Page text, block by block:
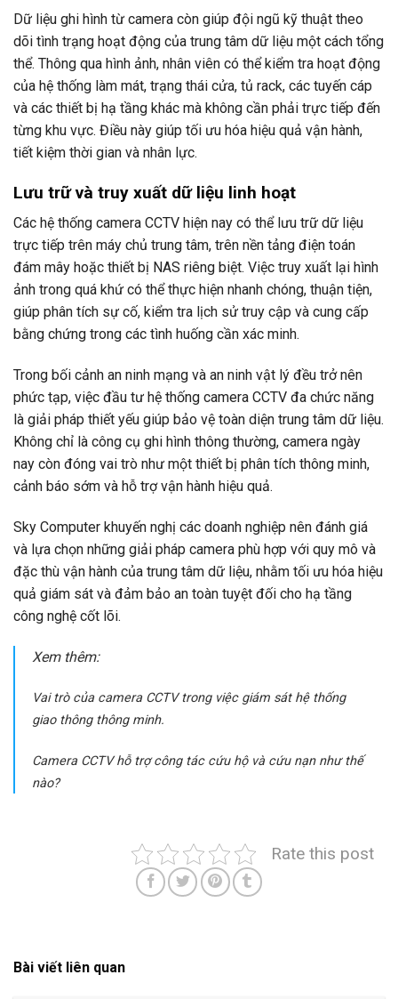
Dữ liệu ghi hình từ camera còn giúp đội ngũ kỹ thuật theo
dõi tình trạng hoạt động của trung tâm dữ liệu một cách tổng
thể. Thông qua hình ảnh, nhân viên có thể kiểm tra hoạt động
của hệ thống làm mát, trạng thái cửa, tủ rack, các tuyến cáp
và các thiết bị hạ tầng khác mà không cần phải trực tiếp đến
từng khu vực. Điều này giúp tối ưu hóa hiệu quả vận hành,
tiết kiệm thời gian và nhân lực.
Lưu trữ và truy xuất dữ liệu linh hoạt
Các hệ thống camera CCTV hiện nay có thể lưu trữ dữ liệu
trực tiếp trên máy chủ trung tâm, trên nền tảng điện toán
đám mây hoặc thiết bị NAS riêng biệt. Việc truy xuất lại hình
ảnh trong quá khứ có thể thực hiện nhanh chóng, thuận tiện,
giúp phân tích sự cố, kiểm tra lịch sử truy cập và cung cấp
bằng chứng trong các tình huống cần xác minh.
Trong bối cảnh an ninh mạng và an ninh vật lý đều trở nên
phức tạp, việc đầu tư hệ thống camera CCTV đa chức năng
là giải pháp thiết yếu giúp bảo vệ toàn diện trung tâm dữ liệu.
Không chỉ là công cụ ghi hình thông thường, camera ngày
nay còn đóng vai trò như một thiết bị phân tích thông minh,
cảnh báo sớm và hỗ trợ vận hành hiệu quả.
Sky Computer khuyến nghị các doanh nghiệp nên đánh giá
và lựa chọn những giải pháp camera phù hợp với quy mô và
đặc thù vận hành của trung tâm dữ liệu, nhằm tối ưu hóa hiệu
quả giám sát và đảm bảo an toàn tuyệt đối cho hạ tầng
công nghệ cốt lõi.
Xem thêm:
Vai trò của camera CCTV trong việc giám sát hệ thống
giao thông thông minh.
Camera CCTV hỗ trợ công tác cứu hộ và cứu nạn như thế
nào?
Rate this post
Bài viết liên quan